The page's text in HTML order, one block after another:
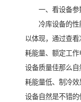
一、看设备参
冷库设备的性
以体现，通过查看
耗能量、额定工
设备质量佳那么
耗能量低、制冷
设备自然是不错的